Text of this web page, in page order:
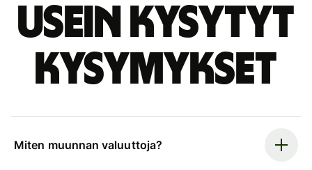
Usein kysytyt
kysymykset
Miten muunnan valuuttoja?